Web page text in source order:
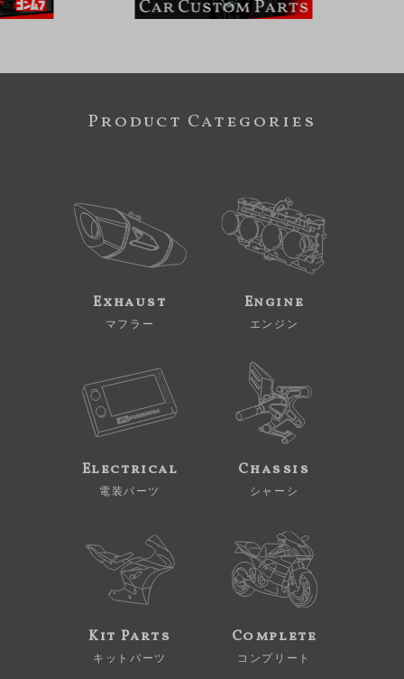
Product Categories
Exhaust
マフラー
Engine
エンジン
Electrical
電装パーツ
Chassis
シャーシ
Kit Parts
キットパーツ
Complete
コンプリート